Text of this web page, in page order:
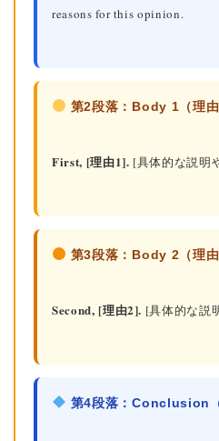
reasons for this opinion.
第2段落：Body 1（理
First, [理由1]. [具体的な説明
第3段落：Body 2（理
Second, [理由2]. [具体的な説
第4段落：Conclusion